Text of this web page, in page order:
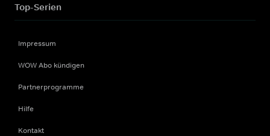
Top-Serien
Impressum
WOW Abo kündigen
Partnerprogramme
Hilfe
Kontakt